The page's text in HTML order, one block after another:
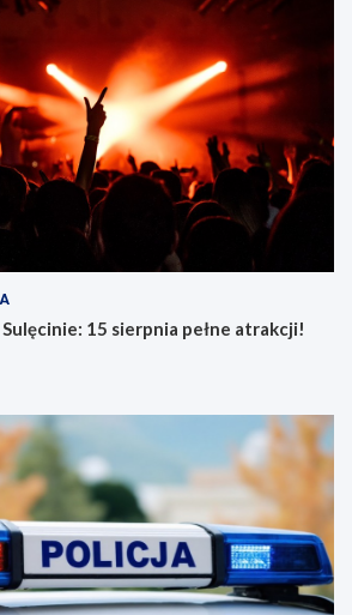
15 sierpnia pełne atrakcji!